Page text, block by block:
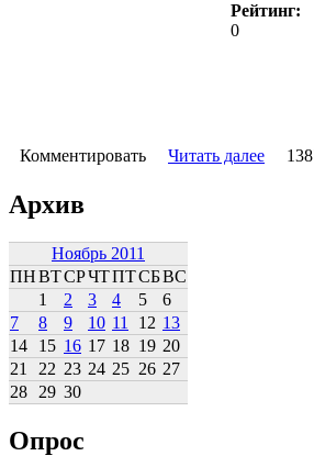
Рейтинг:
0
Комментировать Читать далее
Архив
Ноябрь 2011
ПНВТСРЧТПТСБВС
1
2 3 4 5
6
7
8 9 10 11 12 13
14
15 16 17 18 19 20
21
22 23 24 25 26 27
28
29 30
Опрос